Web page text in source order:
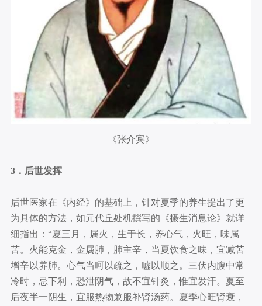
《张介宾》
3．后世发挥
后世医家在《内经》的基础上，针对夏季的养生提出了更
为具体的方法，如元代丘处机撰写的《摄生消息论》就详
细指出：“夏三月，属火，生于长，养心气，火旺，味属
苦。火能克金，金属肺，肺主辛，当夏饮食之味，宜减苦
增辛以养肺。心气当呵以疏之，嘘以顺之。三伏内腹中常
冷时，忌下利，恐泄阴气，故不宜针灸，惟宜发汗。夏至
后夜半一阴生，宜服热物兼服补肾汤药。夏季心旺肾衰，